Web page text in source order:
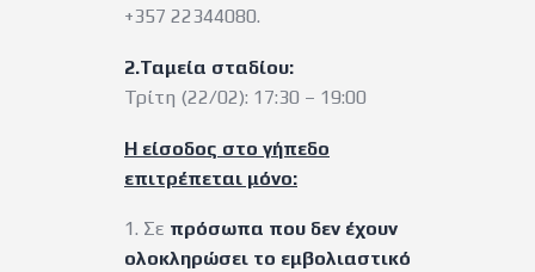
+357 22344080.
2.Ταμεία σταδίου:
Τρίτη (22/02): 17:30 – 19:00
Η είσοδος στο γήπεδο
επιτρέπεται μόνο:
1. Σε πρόσωπα που δεν έχουν
ολοκληρώσει το εμβολιαστικό